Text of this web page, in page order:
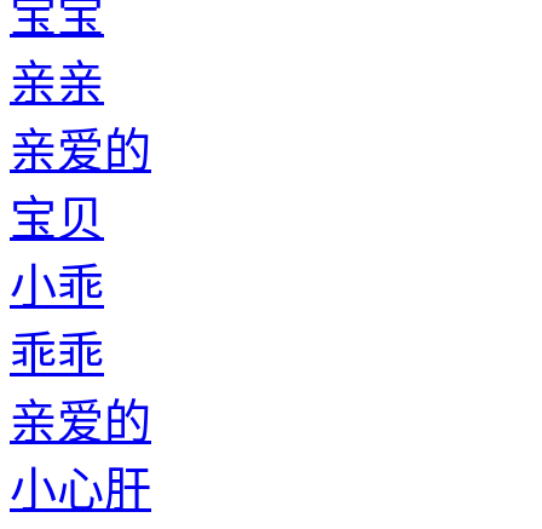
宝宝
亲亲
亲爱的
宝贝
小乖
乖乖
亲爱的
小心肝